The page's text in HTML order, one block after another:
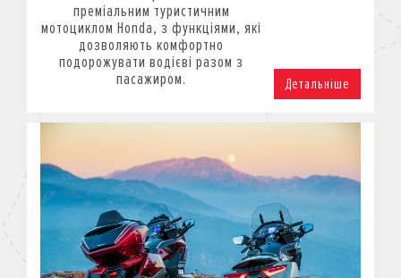
преміальним туристичним
мотоциклом Honda, з функціями, які
дозволяють комфортно
подорожувати водієві разом з
пасажиром.
Детальніше